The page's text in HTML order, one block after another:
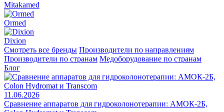
Mitakamed
Ormed
Dixion
Смотреть все бренды Производители по направлениям
Производители по странам Медоборудование по странам
Блог
11.06.2026
Сравнение аппаратов для гидроколонотерапии: АМОК-2Б,